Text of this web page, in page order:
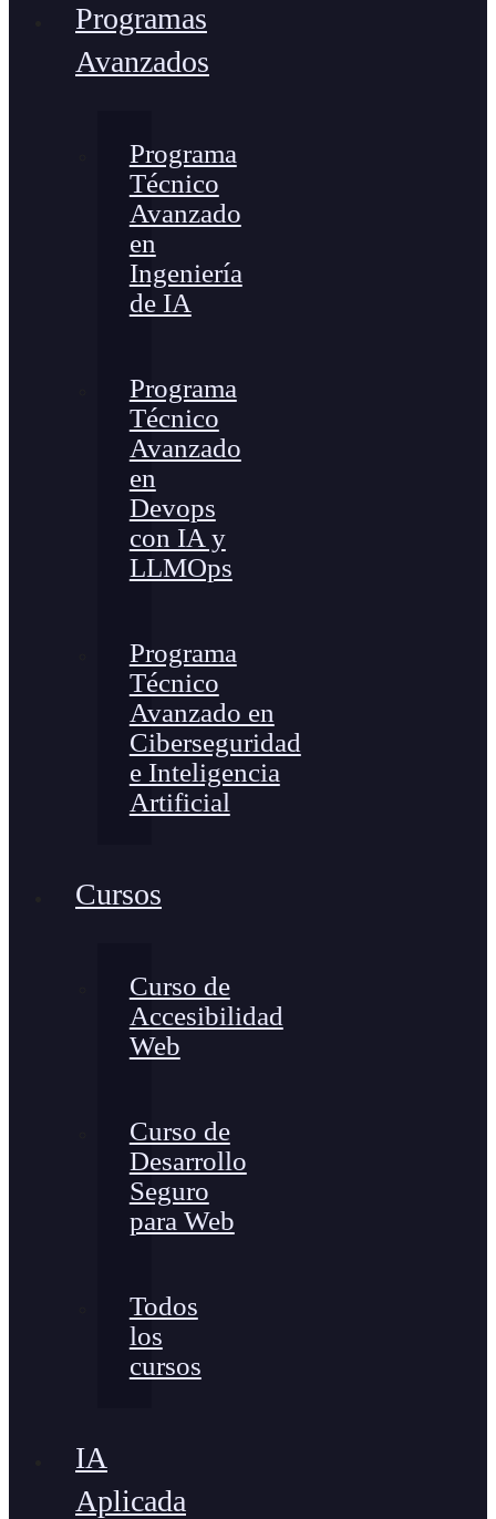
Programas
Avanzados
Programa
Técnico
Avanzado
en
Ingeniería
de IA
Programa
Técnico
Avanzado
en
Devops
con IA y
LLMOps
Programa
Técnico
Avanzado en
Ciberseguridad
e Inteligencia
Artificial
Cursos
Curso de
Accesibilidad
Web
Curso de
Desarrollo
Seguro
para Web
Todos
los
cursos
IA
Aplicada